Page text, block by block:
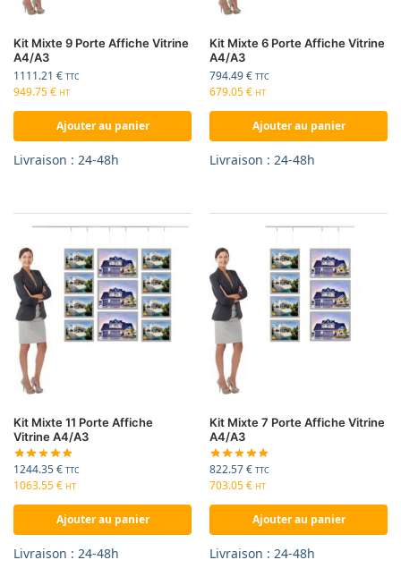
Kit Mixte 9 Porte Affiche Vitrine
A4/A3
1111.21 € TTC
949.75€ HT
Ajouter au panier
Livraison : 24-48h
Kit Mixte 6 Porte Affiche Vitrine
A4/A3
794.49€ TTC
679.05€ HT
Ajouter au panier
Livraison : 24-48h
Kit Mixte 11 Porte Affiche
Vitrine A4/A3
1244.35€ TTC
1063.55€ HT
Ajouter au panier
Livraison : 24-48h
Kit Mixte 7 Porte Affiche Vitrine
A4/A3
822.57€ TTC
703.05€ HT
Ajouter au panier
Livraison : 24-48h